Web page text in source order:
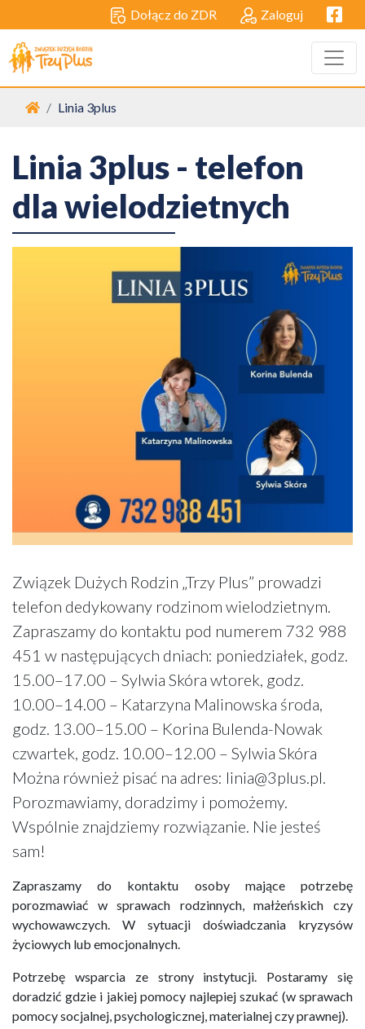
Dołącz do ZDR Zaloguj
Strona główna
Linia 3plus
Linia 3plus - telefon
dla wielodzietnych
Związek Dużych Rodzin „Trzy Plus” prowadzi
telefon dedykowany rodzinom wielodzietnym.
Zapraszamy do kontaktu pod numerem 732 988
451 w następujących dniach: poniedziałek, godz.
15.00–17.00 – Sylwia Skóra wtorek, godz.
10.00–14.00 – Katarzyna Malinowska środa,
godz. 13.00–15.00 – Korina Bulenda-Nowak
czwartek, godz. 10.00–12.00 – Sylwia Skóra
Można również pisać na adres: linia@3plus.pl.
Porozmawiamy, doradzimy i pomożemy.
Wspólnie znajdziemy rozwiązanie. Nie jesteś
sam!
Zapraszamy do kontaktu osoby mające potrzebę
porozmawiać w sprawach rodzinnych, małżeńskich czy
wychowawczych. W sytuacji doświadczania kryzysów
życiowych lub emocjonalnych.
Potrzebę wsparcia ze strony instytucji. Postaramy się
doradzić gdzie i jakiej pomocy najlepiej szukać (w sprawach
pomocy socjalnej, psychologicznej, materialnej czy prawnej).